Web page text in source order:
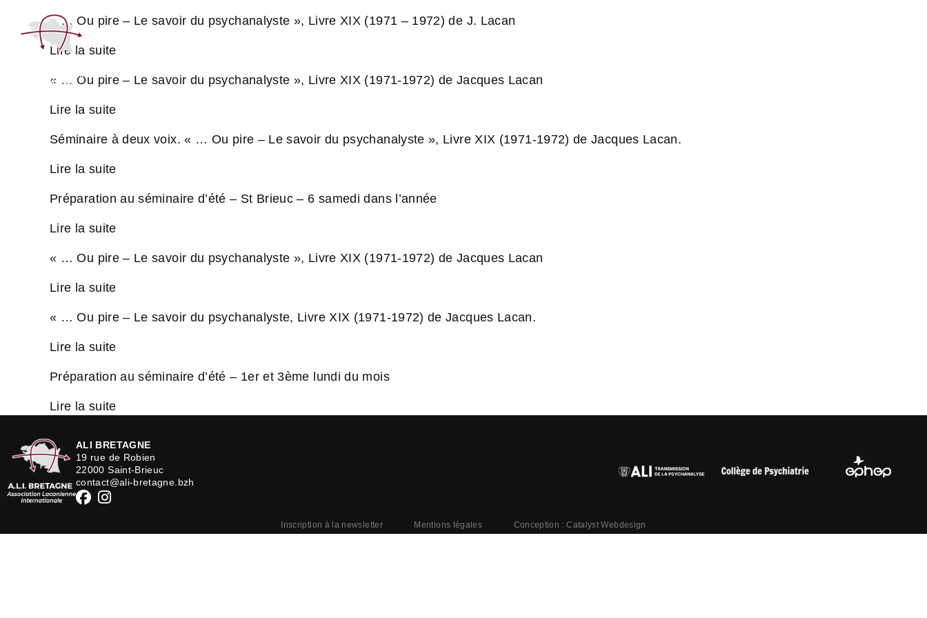
« … Ou pire – Le savoir du psychanalyste », Livre XIX (1971 – 1972) de J. Lacan
Lire la suite
« … Ou pire – Le savoir du psychanalyste », Livre XIX (1971-1972) de Jacques Lacan
Lire la suite
Séminaire à deux voix. « … Ou pire – Le savoir du psychanalyste », Livre XIX (1971-1972) de Jacques Lacan.
Lire la suite
Préparation au séminaire d’été – St Brieuc – 6 samedi dans l’année
Lire la suite
« … Ou pire – Le savoir du psychanalyste », Livre XIX (1971-1972) de Jacques Lacan
Lire la suite
« … Ou pire – Le savoir du psychanalyste, Livre XIX (1971-1972) de Jacques Lacan.
Lire la suite
Préparation au séminaire d’été – 1er et 3ème lundi du mois
Lire la suite
ALI BRETAGNE
19 rue de Robien
22000 Saint-Brieuc
contact@ali-bretagne.bzh
Inscription à la newsletter Mentions légales Conception : Catalyst Webdesign